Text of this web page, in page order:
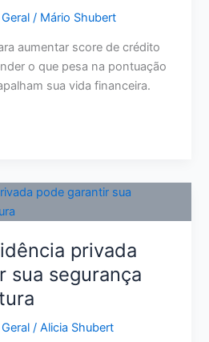
/ Mário Shubert
aumentar score de crédito
o que pesa na pontuação
sua vida financeira.
privada
sua segurança
/Alicia Shubert